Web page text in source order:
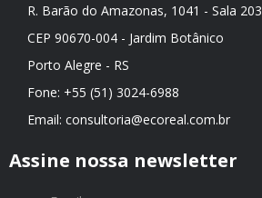
R. Barão do Amazonas, 1041 - Sala 203
CEP 90670-004 - Jardim Botânico
Porto Alegre - RS
Fone: +55 (51) 3024-6988
Email: consultoria@ecoreal.com.br
Assine nossa newsletter